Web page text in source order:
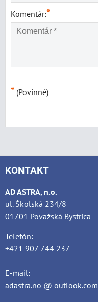
Komentár:*
* (Povinné)
KONTAKT
AD ASTRA, n.o.
ul. Školská 234/8
01701 Považská Bystrica
Telefón:
+421 907 744 237
E-mail:
adastra.no @ outlook.com